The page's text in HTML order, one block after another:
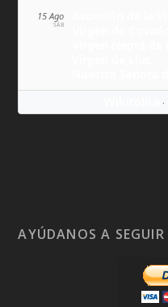
15 Ago
SÁB
·
AYÚDANOS A SEGUIR